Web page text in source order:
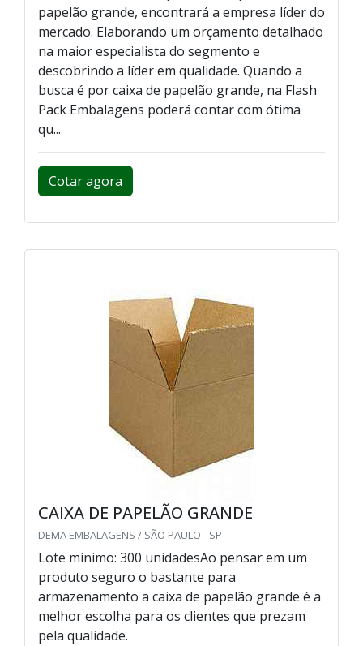
papelão grande, encontrará a empresa líder do
mercado. Elaborando um orçamento detalhado
na maior especialista do segmento e
descobrindo a líder em qualidade. Quando a
busca é por caixa de papelão grande, na Flash
Pack Embalagens poderá contar com ótima
qu...
Cotar agora
CAIXA DE PAPELÃO GRANDE
DEMA EMBALAGENS / SÃO PAULO - SP
Lote mínimo: 300 unidadesAo pensar em um
produto seguro o bastante para
armazenamento a caixa de papelão grande é a
melhor escolha para os clientes que prezam
pela qualidade.